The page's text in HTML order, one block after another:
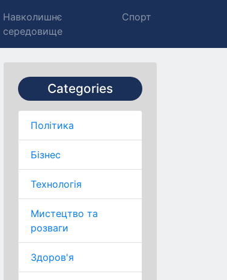
Навколишнє
середовище
Спорт
Categories
Політика
Бізнес
Технологія
Мистецтво та
розваги
Здоров'я